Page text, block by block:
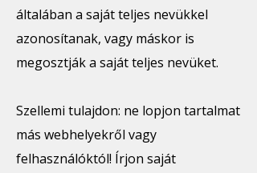
általában a saját teljes nevükkel
azonosítanak, vagy máskor is
megosztják a saját teljes nevüket.
Szellemi tulajdon: ne lopjon tartalmat
más webhelyekről vagy
felhasználóktól! Írjon saját